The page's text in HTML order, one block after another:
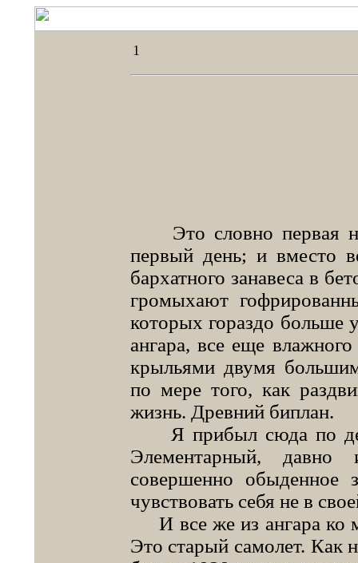
1
Это словно первая
первый день; и вместо
бархатного занавеса в
громыхают
которых гораздо больше
ангара, все еще
крыльями двумя
по мере того, как
жизнь. Древний биплан.
Я прибыл сюда по
Элементарный, давно
совершенно обыденное
чувствовать себя не в
И все же из ангара ко
Это старый самолет. Как